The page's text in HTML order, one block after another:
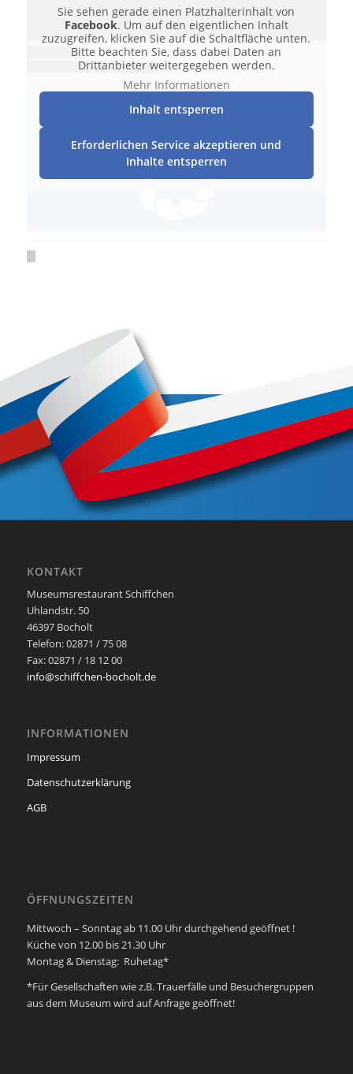
Sie sehen gerade einen Platzhalterinhalt von
Facebook. Um auf den eigentlichen Inhalt
zuzugreifen, klicken Sie auf die Schaltfläche unten.
Bitte beachten Sie, dass dabei Daten an
Drittanbieter weitergegeben werden.
Mehr Informationen
Inhalt entsperren
Erforderlichen Service akzeptieren und
Inhalte entsperren
KONTAKT
Museumsrestaurant Schiffchen
Uhlandstr. 50
46397 Bocholt
Telefon: 02871 / 75 08
Fax: 02871 / 18 12 00
info@schiffchen-bocholt.de
INFORMATIONEN
Impressum
Datenschutzerklärung
AGB
ÖFFNUNGSZEITEN
Mittwoch – Sonntag ab 11.00 Uhr durchgehend geöffnet !
Küche von 12.00 bis 21.30 Uhr
Montag & Dienstag: Ruhetag*
*Für Gesellschaften wie z.B. Trauerfälle und Besuchergruppen
aus dem Museum wird auf Anfrage geöffnet!